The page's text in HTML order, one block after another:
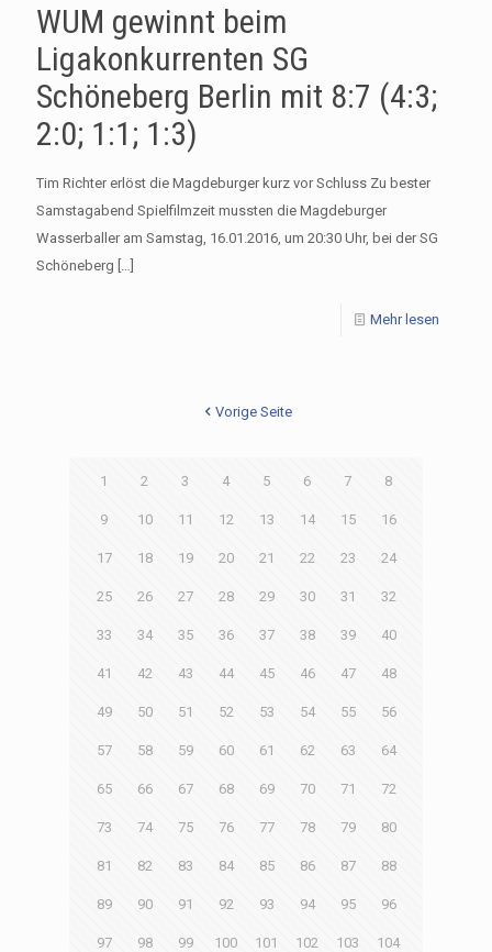
WUM gewinnt beim
Ligakonkurrenten SG
Schöneberg Berlin mit 8:7 (4:3;
2:0; 1:1; 1:3)
Tim Richter erlöst die Magdeburger kurz vor Schluss Zu bester
Samstagabend Spielfilmzeit mussten die Magdeburger
Wasserballer am Samstag, 16.01.2016, um 20:30 Uhr, bei der SG
Schöneberg
Mehr lesen
Vorige Seite
1 2 3 4 5 6 7 8
9 10 11 12 13 14 15 16
17 18 19 20 21 22 23 24
25 26 27 28 29 30 31 32
33 34 35 36 37 38 39 40
41 42 43 44 45 46 47 48
49 50 51 52 53 54 55 56
57 58 59 60 61 62 63 64
65 66 67 68 69 70 71 72
73 74 75 76 77 78 79 80
81 82 83 84 85 86 87 88
89 90 91 92 93 94 95 96
97 98 99 100 101 102 103 104